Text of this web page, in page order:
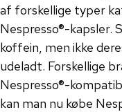
af forskellige typer
Nespresso®-kapsler.
koffein, men ikke
udeladt. Forskellige
Nespresso®-
kan man nu købe